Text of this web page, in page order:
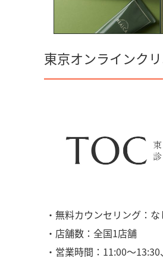
東京オンラインク
・無料カウンセリング：な
・店舗数：全国1店舗
・営業時間：11:00〜